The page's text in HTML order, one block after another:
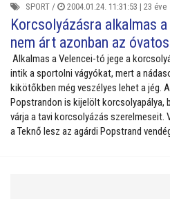
SPORT / 2004.01.24. 11:31:53 | 23 éve
Korcsolyázásra alkalmas
nem árt azonban az
Alkalmas a Velencei-tó jege a
intik a sportolni vágyókat, mert a
kikötőkben még veszélyes lehet a jég.
Popstrandon is kijelölt korcsolyapálya,
várja a tavi korcsolyázás szerelmeseit.
a Teknő lesz az agárdi Popstrand